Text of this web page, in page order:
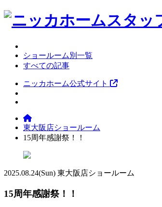
ショールーム別一覧
すべての記事
ニッカホーム公式サイト
東大阪店ショールーム
15周年感謝祭！！
2025.08.24(Sun) 東大阪店ショールーム
15周年感謝祭！！